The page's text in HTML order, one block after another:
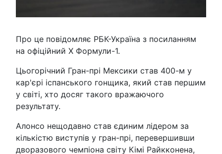
Про це повідомляє РБК-Україна з посиланням
на офіційний X Формули-1.
Цьогорічний Гран-прі Мексики став 400-м у
кар'єрі іспанського гонщика, який став першим
у світі, хто досяг такого вражаючого
результату.
Алонсо нещодавно став єдиним лідером за
кількістю виступів у гран-прі, перевершивши
дворазового чемпіона світу Кімі Райкконена,